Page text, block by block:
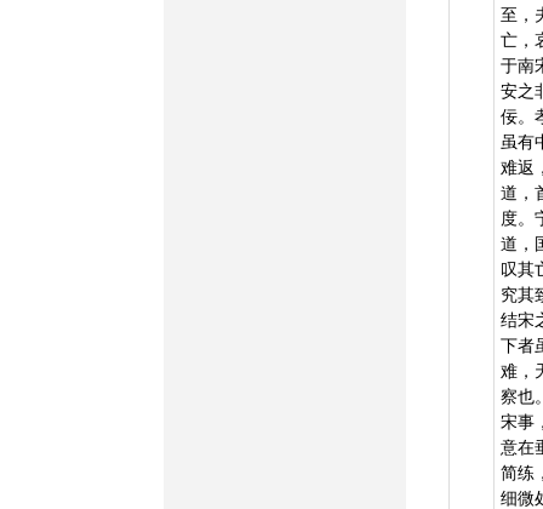
至，
亡，
于南
安之
佞。
虽有
难返
道，
度。
道，
叹其
究其
结宋
下者
难，
察也
宋事
意在
简练
细微